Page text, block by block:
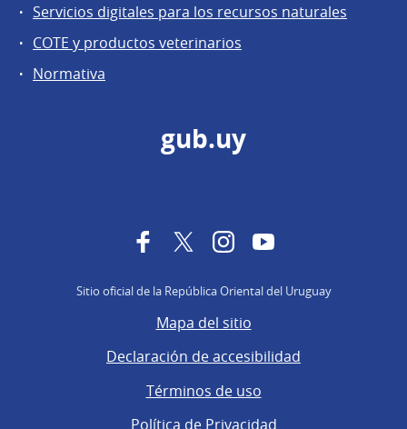
Servicios digitales para los recursos naturales
COTE y productos veterinarios
Normativa
gub.uy
FacebookTwitterInstagramYouTube
Sitio oficial de la República Oriental del Uruguay
Mapa del sitio
Declaración de accesibilidad
Términos de uso
Política de Privacidad